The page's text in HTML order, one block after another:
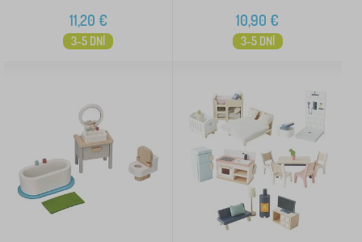
11,20 €
3-5 DNÍ
10,90 €
3-5 DNÍ